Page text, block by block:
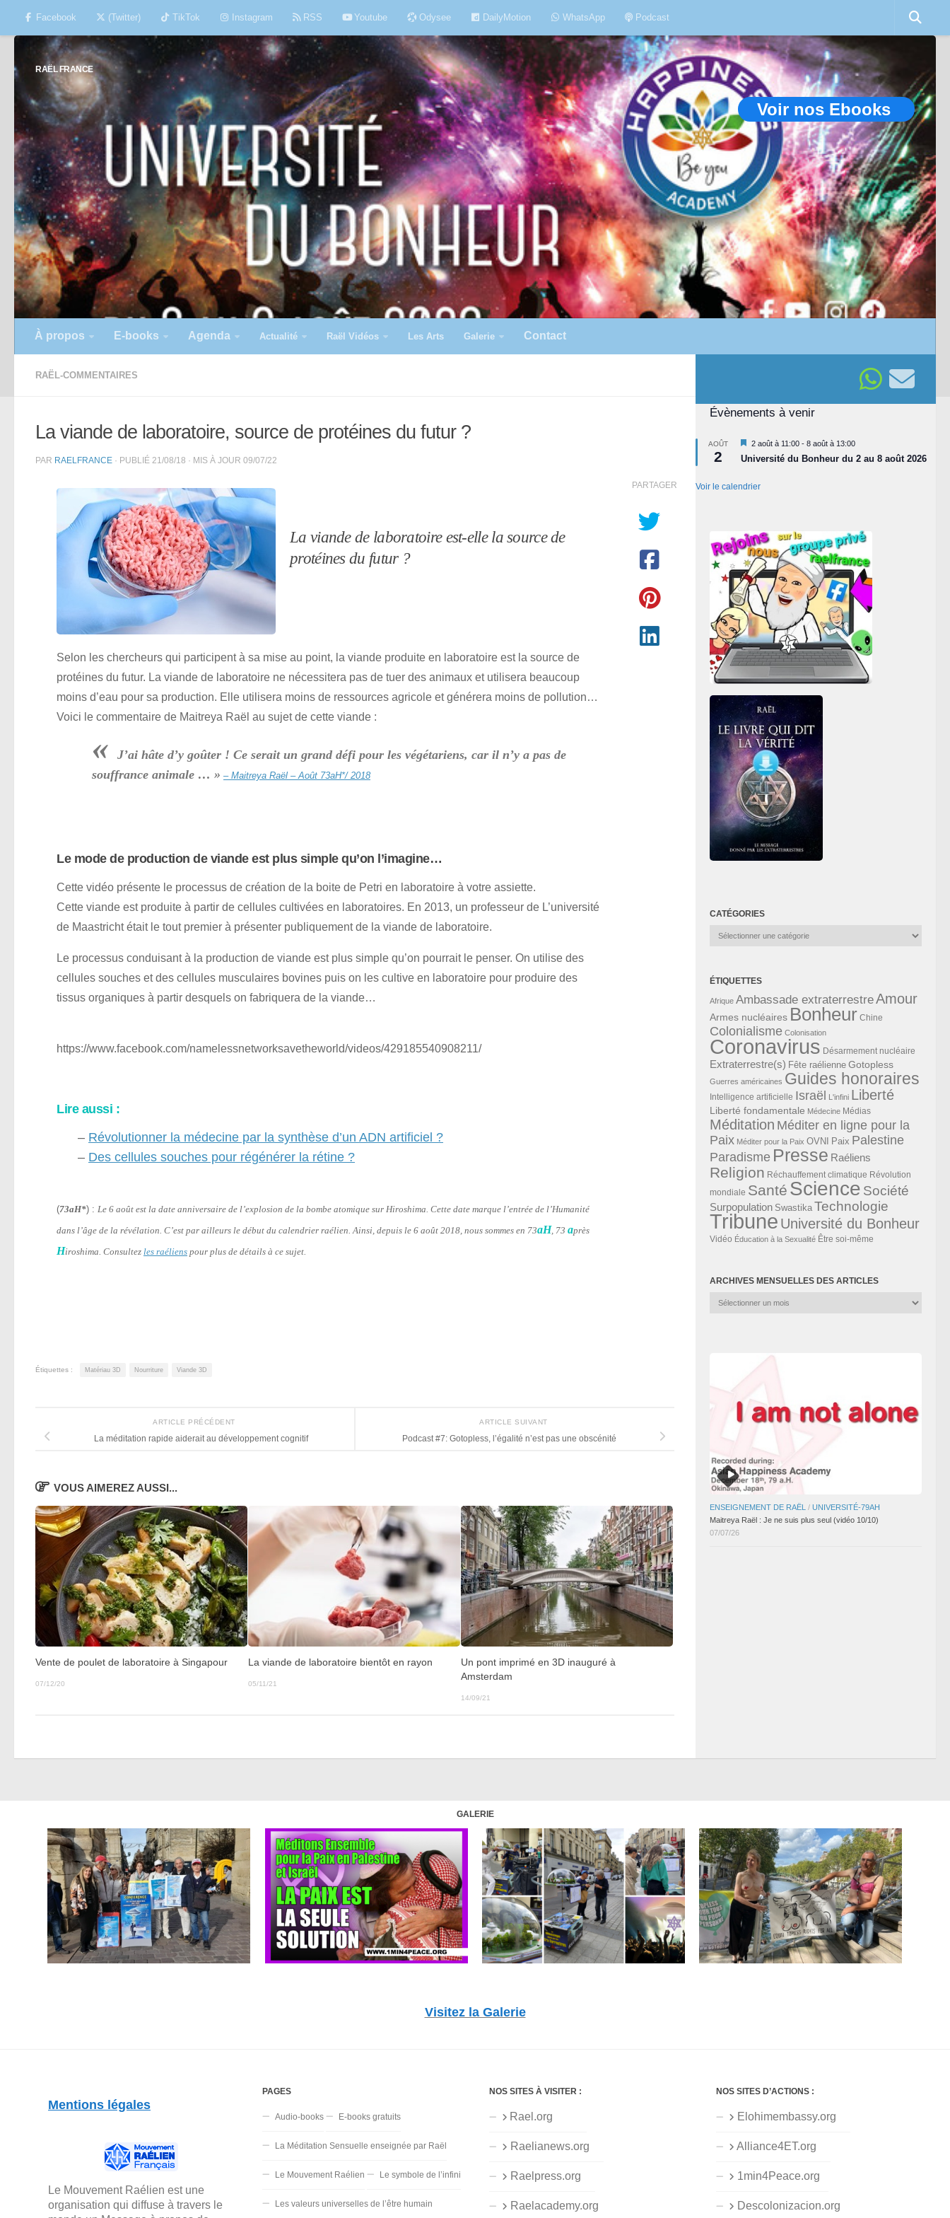
Skip to content
Facebook (Twitter) TikTok Instagram RSS Youtube Odysee DailyMotion WhatsApp Podcast
RAËL FRANCE
Voir nos Ebooks
À propos E-books Agenda Actualité Raël Vidéos Les Arts Galerie Contact
RAËL-COMMENTAIRES
La viande de laboratoire, source de protéines du futur ?
PAR RAELFRANCE · PUBLIÉ 21/08/18 · MIS À JOUR 09/07/22
La viande de laboratoire est-elle la source de
protéines du futur ?
Selon les chercheurs qui participent à sa mise au point, la viande produite en laboratoire est la source de
protéines du futur. La viande de laboratoire ne nécessitera pas de tuer des animaux et utilisera beaucoup
moins d’eau pour sa production. Elle utilisera moins de ressources agricole et générera moins de pollution…
Voici le commentaire de Maitreya Raël au sujet de cette viande :
«
J’ai hâte d’y goûter ! Ce serait un grand défi pour les végétariens, car il n’y a pas de
souffrance animale … » – Maitreya Raël – Août 73aH*/ 2018
Le mode de production de viande est plus simple qu’on l’imagine…
Cette vidéo présente le processus de création de la boite de Petri en laboratoire à votre assiette.
Cette viande est produite à partir de cellules cultivées en laboratoires. En 2013, un professeur de L’université
de Maastricht était le tout premier à présenter publiquement de la viande de laboratoire.
Le processus conduisant à la production de viande est plus simple qu’on pourrait le penser. On utilise des
cellules souches et des cellules musculaires bovines puis on les cultive en laboratoire pour produire des
tissus organiques à partir desquels on fabriquera de la viande…
https://www.facebook.com/namelessnetworksavetheworld/videos/429185540908211/
Lire aussi :
– Révolutionner la médecine par la synthèse d’un ADN artificiel ?
– Des cellules souches pour régénérer la rétine ?
(73aH*) : Le 6 août est la date anniversaire de l’explosion de la bombe atomique sur Hiroshima. Cette date marque l’entrée de l’Humanité
dans l’âge de la révélation. C’est par ailleurs le début du calendrier raélien. Ainsi, depuis le 6 août 2018, nous sommes en 73aH , 73 après
Hiroshima. Consultez les raéliens pour plus de détails à ce sujet.
PARTAGER
Étiquettes : Matériau 3D Nourriture Viande 3D
ARTICLE SUIVANT
Podcast #7: Gotopless, l’égalité n’est pas une obscénité
ARTICLE PRÉCÉDENT
La méditation rapide aiderait au développement cognitif
VOUS AIMEREZ AUSSI...
Vente de poulet de laboratoire à Singapour
07/12/20
La viande de laboratoire bientôt en rayon
05/11/21
Un pont imprimé en 3D inauguré à
Amsterdam
14/09/21
Évènements à venir
AOÛT
2
Mis
en
avant
2 août à 11:00 - 8 août à 13:00
Université du Bonheur du 2 au 8 août 2026
Voir le calendrier
CATÉGORIES
Catégories
ÉTIQUETTES
Afrique Ambassade extraterrestreAmour
Armes nucléaires Bonheur Chine
Colonialisme Colonisation
Coronavirus Désarmement nucléaire
Extraterrestre(s) Fête raélienne Gotopless
Guerres américaines Guides honoraires
Intelligence artificielle Israël L'infini Liberté
Liberté fondamentale Médecine Médias
Méditation Méditer en ligne pour la
Paix Méditer pour la Paix OVNI Paix Palestine
Paradisme Presse Raéliens
Religion Réchauffement climatique Révolution
mondiale Santé Science Société
Surpopulation Swastika Technologie
Tribune Université du Bonheur
Vidéo Éducation à la Sexualité Être soi-même
ARCHIVES MENSUELLES DES ARTICLES
Archives
ENSEIGNEMENT DE RAËL / UNIVERSITÉ-79AH
Maitreya Raël : Je ne suis plus seul (vidéo 10/10)
07/07/26
GALERIE
Visitez la Galerie
Mentions légales
Le Mouvement Raélien est une
organisation qui diffuse à travers le
PAGES
Audio-books E-books gratuits
La Méditation Sensuelle enseignée par Raël
Le Mouvement Raélien Le symbole de l’infini
Les valeurs universelles de l’être humain
NOS SITES À VISITER :
Rael.org
Raelianews.org
Raelpress.org
Raelacademy.org
NOS SITES D’ACTIONS :
Elohimembassy.org
Alliance4ET.org
1min4Peace.org
Descolonizacion.org